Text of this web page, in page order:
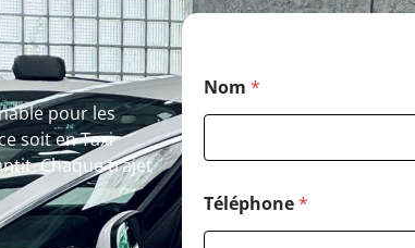
pour les
soit en Taxi
Chaque trajet
Nom *
Téléphone*